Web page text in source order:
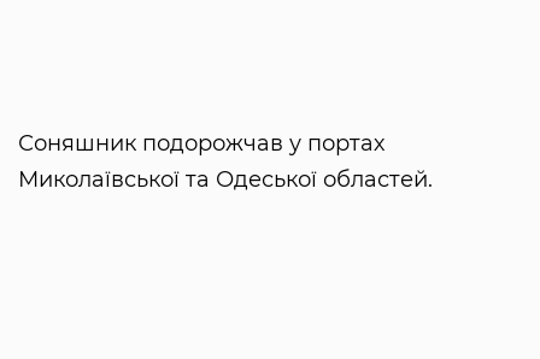
Соняшник подорожчав у портах
Миколаївської та Одеської областей.